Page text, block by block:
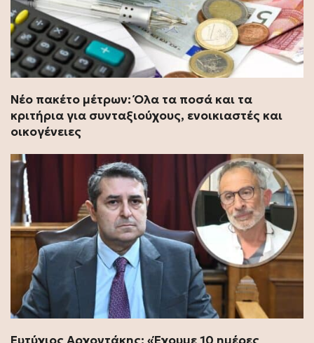
Νέο πακέτο μέτρων: Όλα τα ποσά και τα
κριτήρια για συνταξιούχους, ενοικιαστές και
οικογένειες